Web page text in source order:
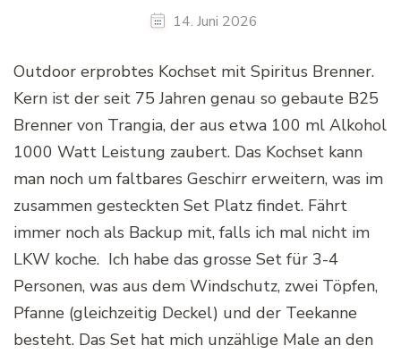
14. Juni 2026
Outdoor erprobtes Kochset mit Spiritus Brenner.
Kern ist der seit 75 Jahren genau so gebaute B25
Brenner von Trangia, der aus etwa 100 ml Alkohol
1000 Watt Leistung zaubert. Das Kochset kann
man noch um faltbares Geschirr erweitern, was im
zusammen gesteckten Set Platz findet. Fährt
immer noch als Backup mit, falls ich mal nicht im
LKW koche. Ich habe das grosse Set für 3-4
Personen, was aus dem Windschutz, zwei Töpfen,
Pfanne (gleichzeitig Deckel) und der Teekanne
besteht. Das Set hat mich unzählige Male an den